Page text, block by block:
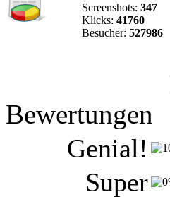
Screenshots: 347
Klicks: 41760
Besucher: 527986
Bewertungen
Genial!
Super